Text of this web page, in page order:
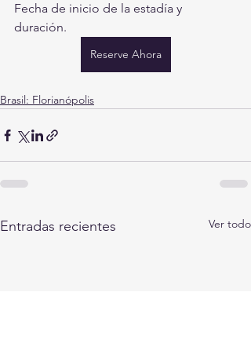
Fecha de inicio de la estadía y
duración.
Reserve Ahora
Brasil: Florianópolis
Entradas recientes Ver todo